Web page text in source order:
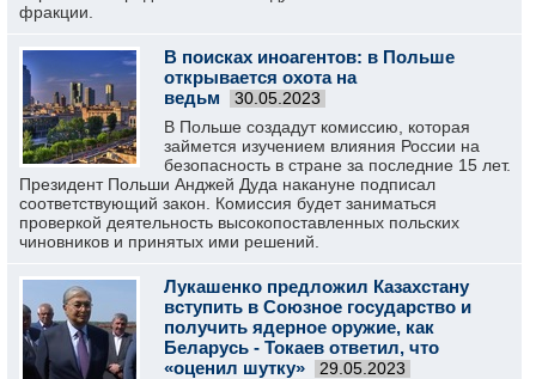
фракции.
В поисках иноагентов: в Польше
открывается охота на
ведьм
30.05.2023
В Польше создадут комиссию, которая
займется изучением влияния России на
безопасность в стране за последние 15 лет.
Президент Польши Анджей Дуда накануне подписал
соответствующий закон. Комиссия будет заниматься
проверкой деятельность высокопоставленных польских
чиновников и принятых ими решений.
Лукашенко предложил Казахстану
вступить в Союзное государство и
получить ядерное оружие, как
Беларусь - Токаев ответил, что
«оценил шутку»
29.05.2023